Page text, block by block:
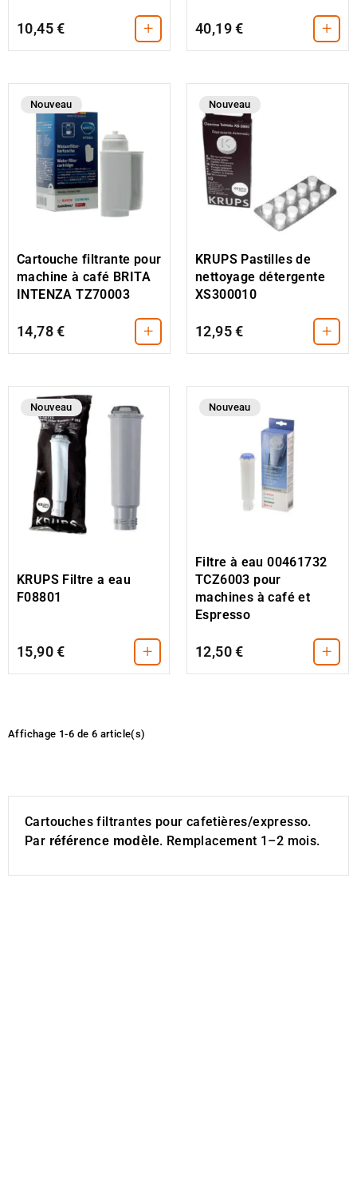
10,45 € + 40,19 € +
Nouveau
Cartouche filtrante pour
machine à café BRITA
INTENZA TZ70003
14,78 € +
Nouveau
KRUPS Pastilles de
nettoyage détergente
XS300010
12,95 € +
Nouveau
KRUPS Filtre a eau
F08801
15,90 € +
Nouveau
Filtre à eau 00461732
TCZ6003 pour
machines à café et
Espresso
12,50 € +
Affichage 1-6 de 6 article(s)
Cartouches filtrantes pour cafetières/expresso.
Par référence modèle. Remplacement 1–2 mois.